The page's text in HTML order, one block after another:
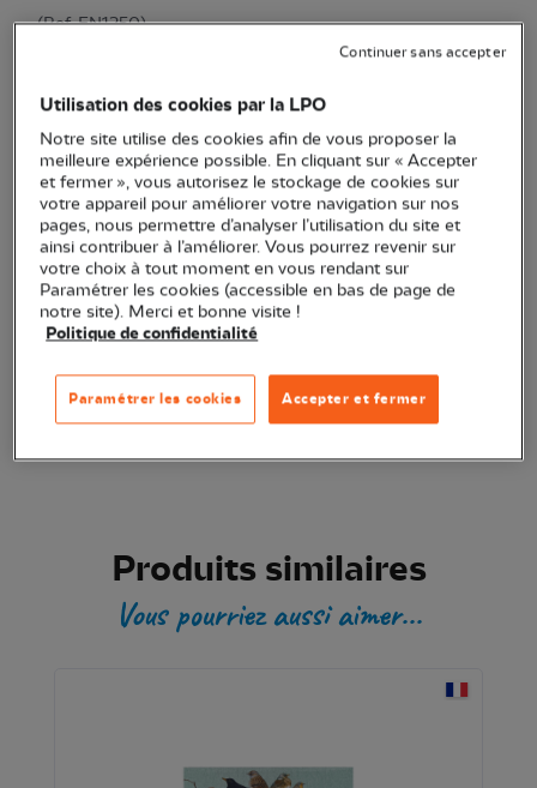
(Ref.EN1250)
Apprendre à reconnaître les fruits sauvages en s'amusant !
Quantité
En stock
Ajouter au panier
Transaction sécurisée
Produits similaires
Vous pourriez aussi aimer...
Utilisation des cookies par la LPO
Notre site utilise des cookies afin de vous proposer la
meilleure expérience possible. En cliquant sur « Accepter
et fermer », vous autorisez le stockage de cookies sur
votre appareil pour améliorer votre navigation sur nos
pages, nous permettre d’analyser l’utilisation du site et
ainsi contribuer à l’améliorer. Vous pourrez revenir sur
votre choix à tout moment en vous rendant sur
Paramétrer les cookies (accessible en bas de page de
notre site). Merci et bonne visite !
Politique de confidentialité
Accepter et fermer
Paramétrer les cookies
Continuer sans accepter